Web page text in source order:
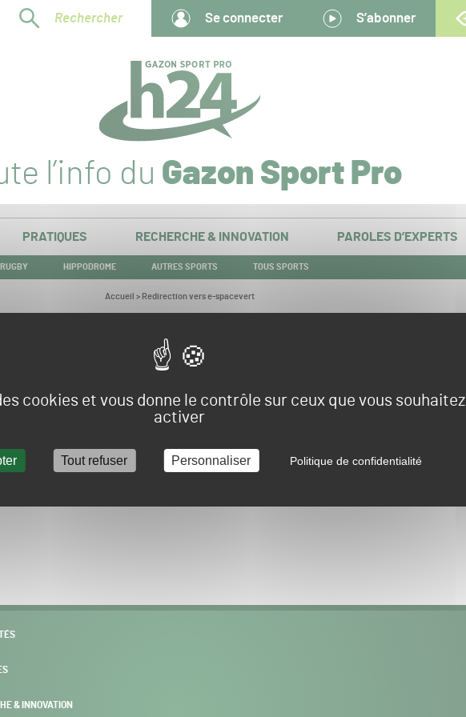
cookies et vous donne le contrôle sur ceux que vous souhaitez
activer
Tout refuser Personnaliser Politique de confidentialité
Rechercher Se connecter S’abonner
l’info du Gazon Sport Pro
PRATIQUES RECHERCHE & INNOVATION PAROLES D’EXPERTS
RUGBY HIPPODROME AUTRES SPORTS TOUS SPORTS
Vous
Accueil > Redirection vers e-spacevert
Redirection vers e-spacevert
POURSUIVRE VERS E-SPACEVERT BY SALONVERT
& INNOVATION